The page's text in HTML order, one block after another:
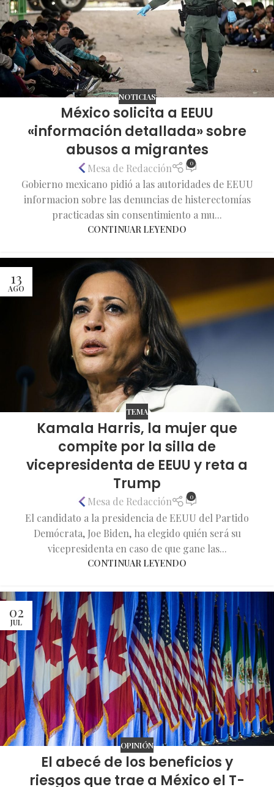
NOTICIAS
México solicita a EEUU
«información detallada» sobre
abusos a migrantes
Mesa de Redacción 0
Gobierno mexicano pidió a las autoridades de EEUU
informacion sobre las denuncias de histerectomías
practicadas sin consentimiento a mu...
CONTINUAR LEYENDO
13
AGO
TEMA
Kamala Harris, la mujer que
compite por la silla de
vicepresidenta de EEUU y reta a
Trump
Mesa de Redacción 0
El candidato a la presidencia de EEUU del Partido
Demócrata, Joe Biden, ha elegido quién será su
vicepresidenta en caso de que gane las...
CONTINUAR LEYENDO
02
JUL
OPINIÓN
El abecé de los beneficios y
riesgos que trae a México el T-